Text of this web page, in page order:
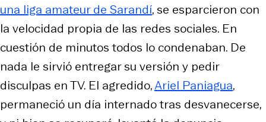
una liga amateur de Sarandí, se esparcieron con
la velocidad propia de las redes sociales. En
cuestión de minutos todos lo condenaban. De
nada le sirvió entregar su versión y pedir
disculpas en TV. El agredido,Ariel Paniagua,
permaneció un día internado tras desvanecerse,